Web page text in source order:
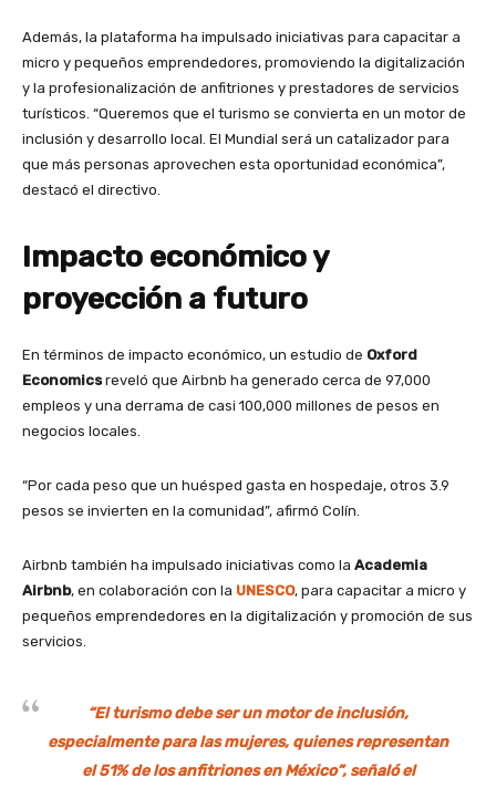
Además, la plataforma ha impulsado iniciativas para capacitar a
micro y pequeños emprendedores, promoviendo la digitalización
y la profesionalización de anfitriones y prestadores de servicios
turísticos. “Queremos que el turismo se convierta en un motor de
inclusión y desarrollo local. El Mundial será un catalizador para
que más personas aprovechen esta oportunidad económica”,
destacó el directivo.
Impacto económico y
proyección a futuro
En términos de impacto económico, un estudio de Oxford
Economicsreveló que Airbnb ha generado cerca de 97,000
empleos y una derrama de casi 100,000 millones de pesos en
negocios locales.
“Por cada peso que un huésped gasta en hospedaje, otros 3.9
pesos se invierten en la comunidad”, afirmó Colín.
Airbnb también ha impulsado iniciativas como la Academia
Airbnb, en colaboración con la UNESCO, para capacitar a micro y
pequeños emprendedores en la digitalización y promoción de sus
servicios.
“El turismo debe ser un motor de inclusión,
especialmente para las mujeres, quienes representan
el 51% de los anfitriones en México”, señaló el